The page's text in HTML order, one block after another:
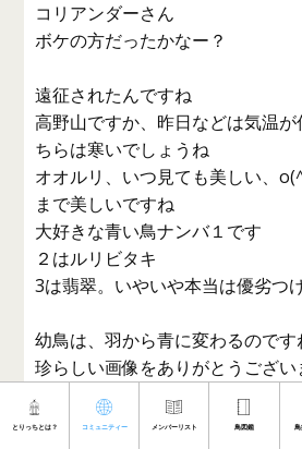
とりっちとは？ コミュニティー メンバーリスト 鳥図鑑 鳥
コリアンダーさん
ボケの方だったかなー？
遠征されたんですね
高野山ですか、昨日などは気温
ちらは寒いでしょうね
オオルリ、いつ見ても美しい、
まで美しいですね
大好きな青い鳥ナンバ１です
２はルリビタキ
3は翡翠。いやいや本当は優劣つ
幼鳥は、羽から青に変わるのです
珍らしい画像をありがとうござい
今からお山に行ってみようっと